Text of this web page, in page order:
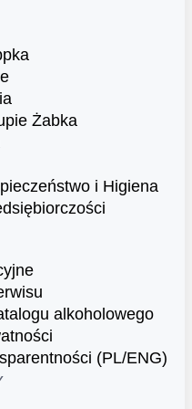
Żabka
i Higiena
alkoholowego
(PL/ENG)